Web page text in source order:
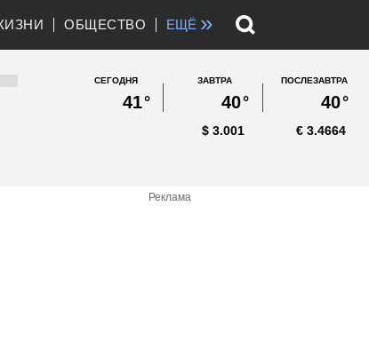
ОБЩЕСТВО ЕЩЁ »
СЕГОДНЯ
41°
ЗАВТРА
40°
ПОСЛЕЗАВТРА
40°
3.001
$ 3.4664
€
Реклама